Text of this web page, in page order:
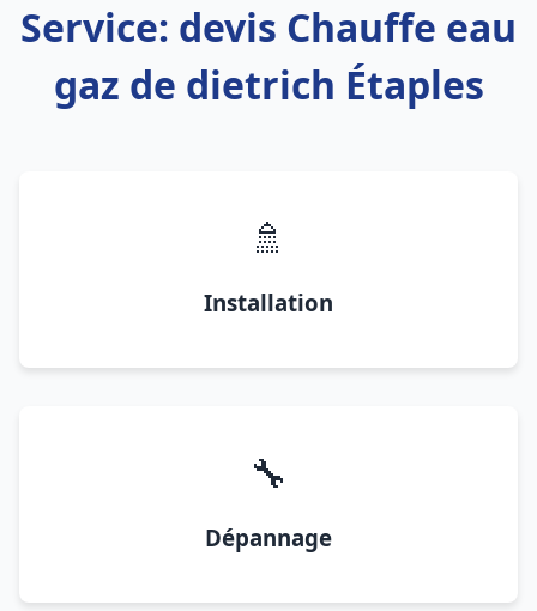
Service: devis Chauffe eau
gaz de dietrich Étaples
🚿
Installation
🔧
Dépannage